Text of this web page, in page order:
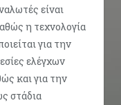
είναι
η τεχνολογία
για την
ελέγχων
και για την
στάδια